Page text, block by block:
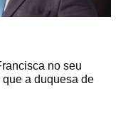
no seu
a duquesa de